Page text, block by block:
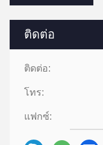
ติดต่อ
ติดต่อ:
โทร:
แฟกซ์: